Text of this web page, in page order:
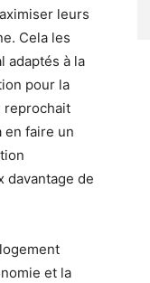
leurs
Cela les
adaptés à la
pour la
reprochait
en faire un
davantage de
et la